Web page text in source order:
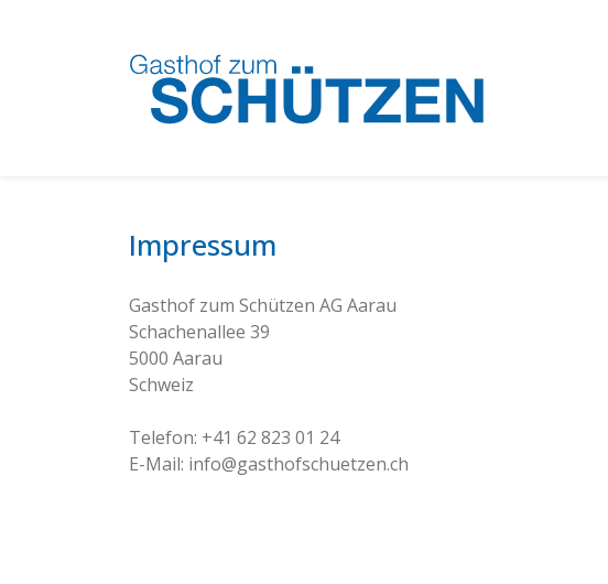
Impressum
Gasthof zum Schützen AG Aarau
Schachenallee 39
5000 Aarau
Schweiz
Telefon: +41 62 823 01 24
E-Mail: info@gasthofschuetzen.ch